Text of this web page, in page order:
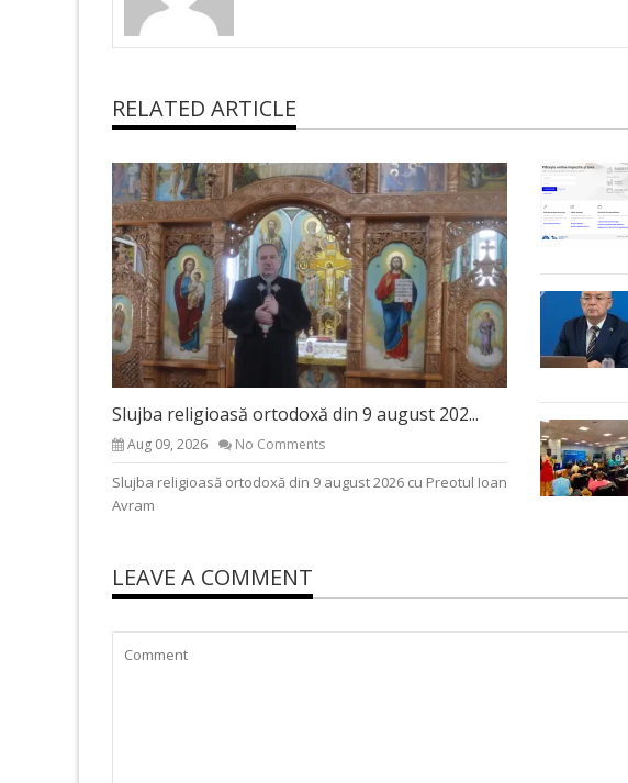
RELATED ARTICLE
Slujba religioasă ortodoxă din 9 august 202...
Aug 09, 2026 No Comments
Slujba religioasă ortodoxă din 9 august 2026 cu Preotul Ioan
Avram
LEAVE A COMMENT